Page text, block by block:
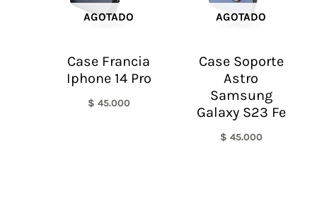
AGOTADO
Case Francia
Iphone 14 Pro
$ 45.000
AGOTADO
Case Soporte
Astro
Samsung
Galaxy S23 Fe
$ 45.000